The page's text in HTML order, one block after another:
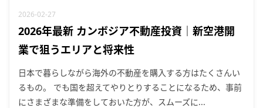
2026-02-27
2026年最新 カンボジア不動産投資｜新空港開
業で狙うエリアと将来性
日本で暮らしながら海外の不動産を購入する方はたくさんい
るもの。 でも国を超えてやりとりすることになるため、事前
にさまざまな準備をしておいた方が、スムーズに...